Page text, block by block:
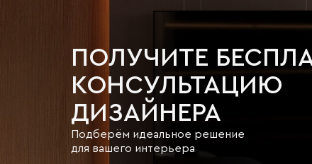
ПОЛУЧИТЕ
КОНСУЛЬТАЦИЮ
ДИЗАЙНЕРА
Подберём идеальное решение
для вашего интерьера